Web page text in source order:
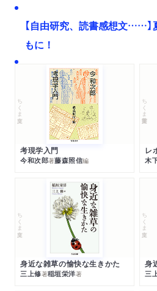
【自由研究、読書感想文……
もに！
ちくま文庫
考現学入門
今和次郎著藤森照信編
ちくま学芸文庫
レ
木
ちくま文庫
身近な雑草の愉快な生きかた
三上修著稲垣栄洋著
ちくま文庫
身
三